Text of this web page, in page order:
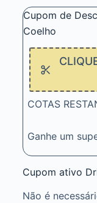
Cupom de
Coelho
COTAS
Ganhe um
Cupom ativo
Não é